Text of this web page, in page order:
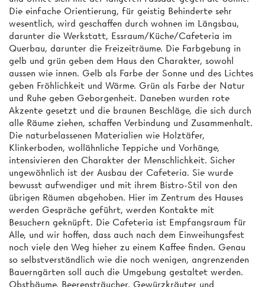
Die einfache Orientierung, für geistig Behinderte sehr
wesentlich, wird geschaffen durch wohnen im Längsbau,
darunter die Werkstatt, Essraum/Küche/Cafeteria im
Querbau, darunter die Freizeiträume. Die Farbgebung in
gelb und grün geben dem Haus den Charakter, sowohl
aussen wie innen. Gelb als Farbe der Sonne und des Lichtes
geben Fröhlichkeit und Wärme. Grün als Farbe der Natur
und Ruhe geben Geborgenheit. Daneben wurden rote
Akzente gesetzt und die braunen Beschläge, die sich durch
alle Räume ziehen, schaffen Verbindung und Zusammenhalt.
Die naturbelassenen Materialien wie Holztäfer,
Klinkerboden, wollähnliche Teppiche und Vorhänge,
intensivieren den Charakter der Menschlichkeit. Sicher
ungewöhnlich ist der Ausbau der Cafeteria. Sie wurde
bewusst aufwendiger und mit ihrem Bistro-Stil von den
übrigen Räumen abgehoben. Hier im Zentrum des Hauses
werden Gespräche geführt, werden Kontakte mit
Besuchern geknüpft. Die Cafeteria ist Empfangsraum für
Alle, und wir hoffen, dass auch nach dem Einweihungsfest
noch viele den Weg hieher zu einem Kaffee finden. Genau
so selbstverständlich wie die noch wenigen, angrenzenden
Bauerngärten soll auch die Umgebung gestaltet werden.
Obstbäume, Beerensträucher, Gewürzkräuter und